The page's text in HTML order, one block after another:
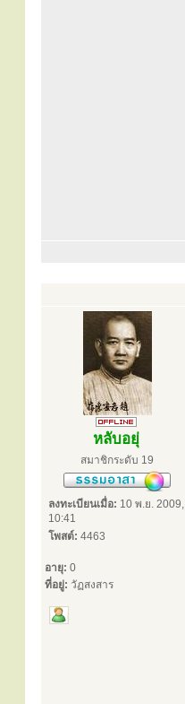
หลับอยุ่
สมาชิกระดับ 19
ลงทะเบียนเมื่อ: 10 พ.ย. 2009,
10:41
โพสต์: 4463
อายุ: 0
ที่อยู่: วัฏสงสาร